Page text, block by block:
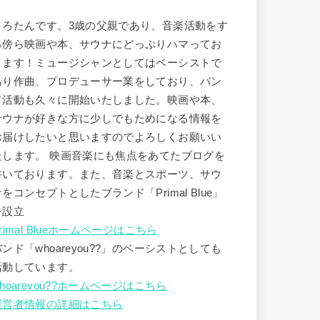
ろたんです。3歳の父親であり、音楽活動をす
傍ら映画や本、サウナにどっぷりハマってお
ます！ミュージシャンとしてはベーシストで
り作曲、プロデューサー業をしており、バン
活動も久々に開始いたしました。映画や本、
ウナが好きな方に少しでもためになる情報を
届けしたいと思いますのでよろしくお願いい
します。 映画音楽にも焦点をあてたブログを
いております。また、音楽とスポーツ、サウ
をコンセプトとしたブランド「Primal Blue」
設立
Blueホームページはこちら
ンド「whoareyou??」のベーシストとしても
しています。
ホームページはこちら
営者情報の詳細はこちら